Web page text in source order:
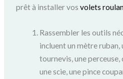
prêt à installer vosvolets
Rassembler les outils
incluent un mètre ruban,
tournevis, une perceuse,
une scie, une pince